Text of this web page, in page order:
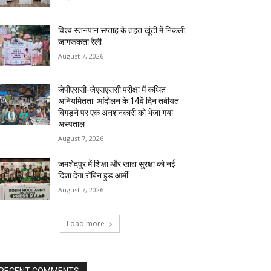
विश्व स्तनपान सप्ताह के तहत खूंटी में निकली
जागरूकता रैली
August 7, 2026
जेपीएससी-जेएसएससी परीक्षा में कथित
अनियमितता: आंदोलन के 14वें दिन तबीयत
बिगड़ने पर एक अनशनकारी को भेजा गया
अस्पताल
August 7, 2026
जमशेदपुर में शिक्षा और खाद्य सुरक्षा को नई
दिशा देगा रॉबिन हुड आर्मी
August 7, 2026
Load more